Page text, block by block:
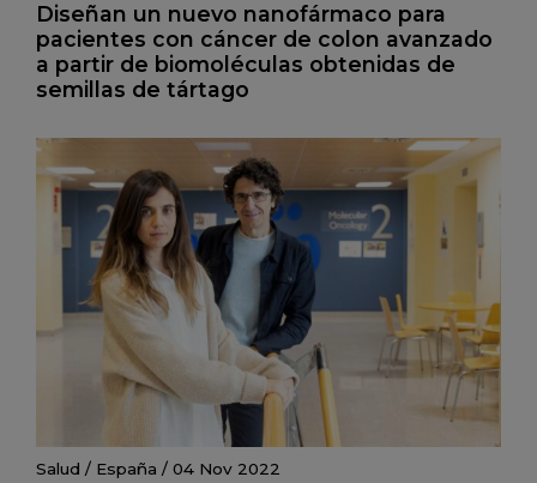
Diseñan un nuevo nanofármaco para
pacientes con cáncer de colon avanzado
a partir de biomoléculas obtenidas de
semillas de tártago
Salud / España / 04 Nov 2022